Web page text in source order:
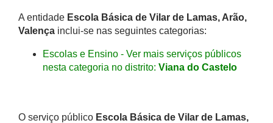
A entidade Escola Básica de Vilar de Lamas, Arão,
Valença inclui-se nas seguintes categorias:
Escolas e Ensino - Ver mais serviços públicos
nesta categoria no distrito: Viana do Castelo
O serviço público Escola Básica de Vilar de Lamas,